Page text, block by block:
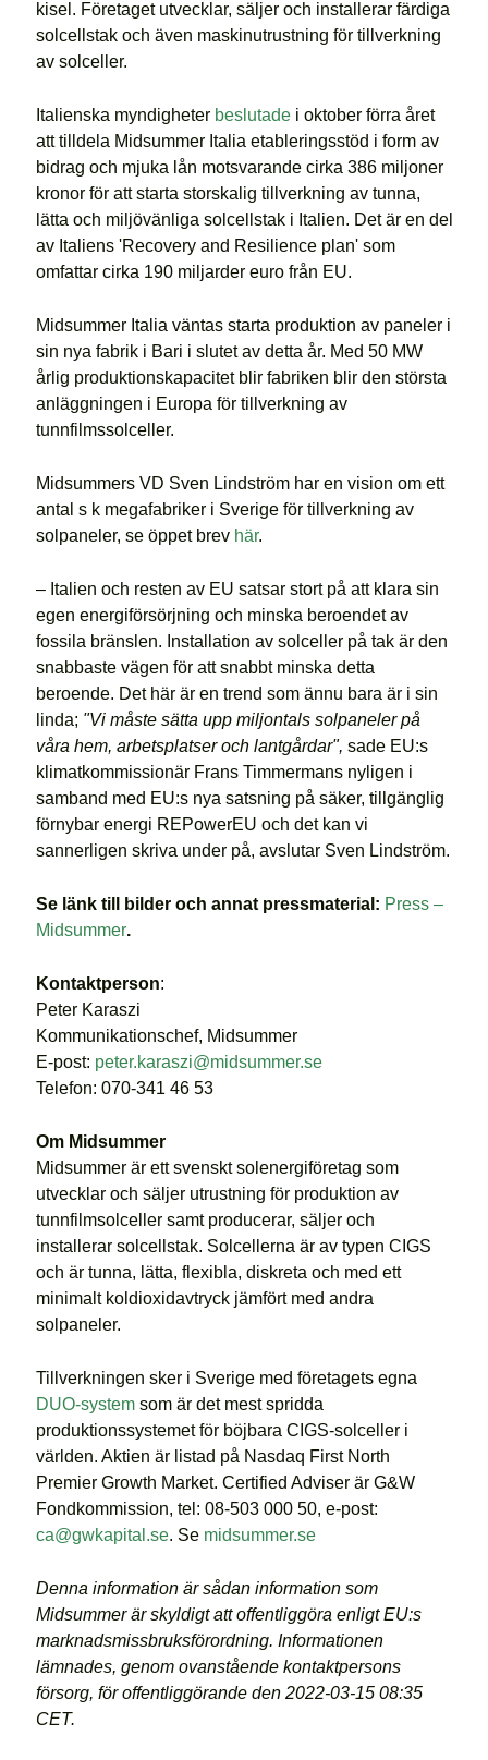
kisel. Företaget utvecklar, säljer och installerar färdiga
solcellstak och även maskinutrustning för tillverkning
av solceller.
Italienska myndigheter beslutadei oktober förra året
att tilldela Midsummer Italia etableringsstöd i form av
bidrag och mjuka lån motsvarande cirka 386 miljoner
kronor för att starta storskalig tillverkning av tunna,
lätta och miljövänliga solcellstak i Italien. Det är en del
av Italiens 'Recovery and Resilience plan' som
omfattar cirka 190 miljarder euro från EU.
Midsummer Italia väntas starta produktion av paneler i
sin nya fabrik i Bari i slutet av detta år. Med 50 MW
årlig produktionskapacitet blir fabriken blir den största
anläggningen i Europa för tillverkning av
tunnfilmssolceller.
Midsummers VD Sven Lindström har en vision om ett
antal s k megafabriker i Sverige för tillverkning av
solpaneler, se öppet brev här.
– Italien och resten av EU satsar stort på att klara sin
egen energiförsörjning och minska beroendet av
fossila bränslen. Installation av solceller på tak är den
snabbaste vägen för att snabbt minska detta
beroende. Det här är en trend som ännu bara är i sin
linda; "Vi måste sätta upp miljontals solpaneler på
våra hem, arbetsplatser och lantgårdar", sade EU:s
klimatkommissionär Frans Timmermans nyligen i
samband med EU:s nya satsning på säker, tillgänglig
förnybar energi REPowerEU och det kan vi
sannerligen skriva under på, avslutar Sven Lindström.
Se länk till bilder och annat pressmaterial: Press –
Midsummer.
Kontaktperson:
Peter Karaszi
Kommunikationschef, Midsummer
E-post: peter.karaszi@midsummer.se
Telefon: 070-341 46 53
Om Midsummer
Midsummer är ett svenskt solenergiföretag som
utvecklar och säljer utrustning för produktion av
tunnfilmsolceller samt producerar, säljer och
installerar solcellstak. Solcellerna är av typen CIGS
och är tunna, lätta, flexibla, diskreta och med ett
minimalt koldioxidavtryck jämfört med andra
solpaneler.
Tillverkningen sker i Sverige med företagets egna
DUO-systemsom är det mest spridda
produktionssystemet för böjbara CIGS-solceller i
världen. Aktien är listad på Nasdaq First North
Premier Growth Market. Certified Adviser är G&W
Fondkommission, tel: 08-503 000 50, e-post:
ca@gwkapital.se. Se midsummer.se
Denna information är sådan information som
Midsummer är skyldigt att offentliggöra enligt EU:s
marknadsmissbruksförordning. Informationen
lämnades, genom ovanstående kontaktpersons
försorg, för offentliggörande den 2022-03-15 08:35
CET.